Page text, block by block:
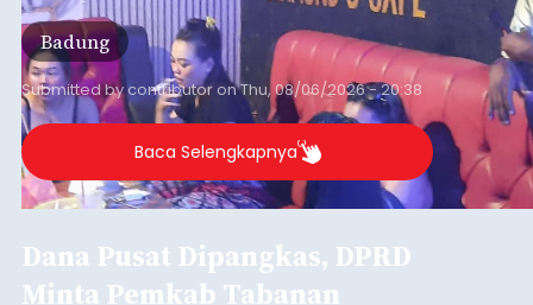
Baca Selengkapnya
Belanja 2027 Tembus Rp14
Triliun, DPRD Badung Wanti-
wanti Pemerintah Kelola
Anggaran Secara Cermat